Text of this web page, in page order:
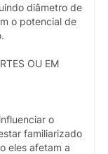
diâmetro de
o potencial de
OU EM
o
familiarizado
eles afetam a